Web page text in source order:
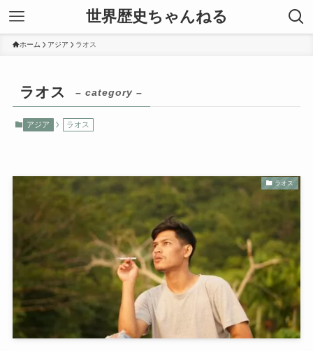
世界歴史ちゃんねる
ホーム アジア ラオス
ラオス – category –
アジア ラオス
ラオス